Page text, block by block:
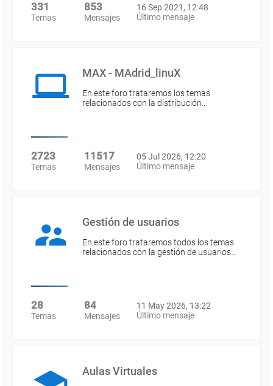
331
Temas
853
Mensajes
16 Sep 2021, 12:48
Último mensaje
MAX - MAdrid_linuX
En este foro trataremos los temas
relacionados con la distribución…
2723
Temas
11517
Mensajes
05 Jul 2026, 12:20
Último mensaje
Gestión de usuarios
En este foro trataremos todos los temas
relacionados con la gestión de usuarios…
28
Temas
84
Mensajes
11 May 2026, 13:22
Último mensaje
Aulas Virtuales